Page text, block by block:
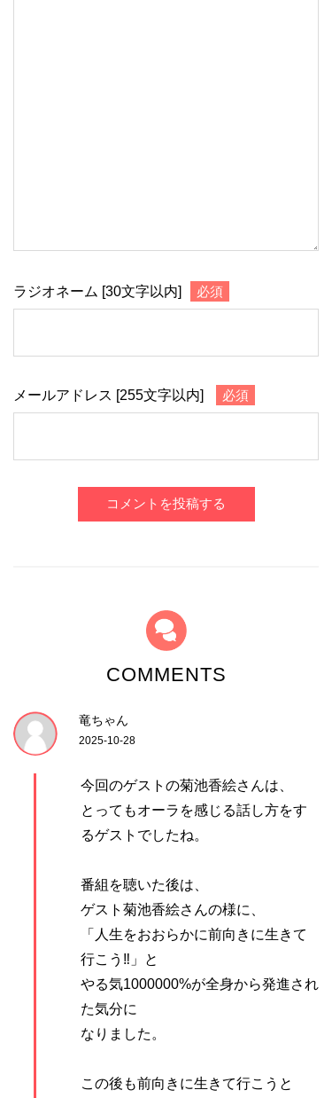
ラジオネーム [30文字以内] 必須
メールアドレス [255文字以内] 必須
コメントを投稿する
COMMENTS
竜ちゃん
2025-10-28
今回のゲストの菊池香絵さんは、
とってもオーラを感じる話し方をす
るゲストでしたね。
番組を聴いた後は、
ゲスト菊池香絵さんの様に、
「人生をおおらかに前向きに生きて
行こう‼」と
やる気1000000%が全身から発進され
た気分に
なりました。
この後も前向きに生きて行こうと